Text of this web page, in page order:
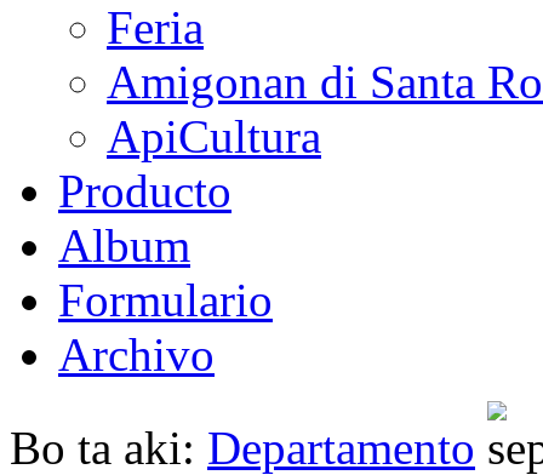
Feria
Amigonan di Santa
ApiCultura
Producto
Album
Formulario
Archivo
Bo ta aki: Departamento